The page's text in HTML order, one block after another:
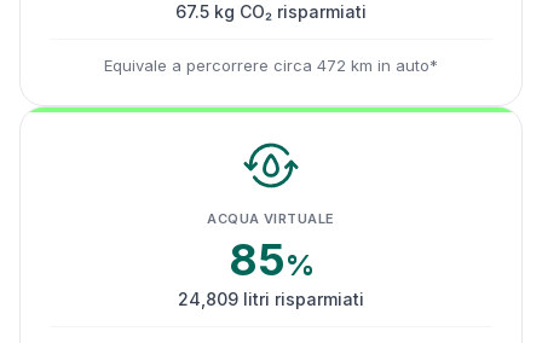
67.5 kg CO₂ risparmiati
Equivale a percorrere circa 472 km in auto*
ACQUA VIRTUALE
85%
24,809 litri risparmiati